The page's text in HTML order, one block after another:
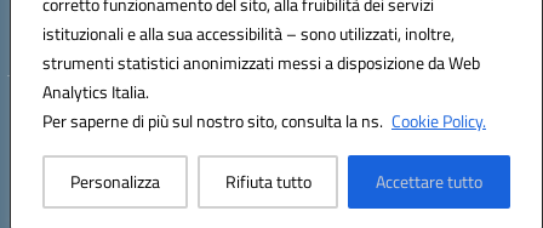
istituzionali e alla sua accessibilità – sono utilizzati, inoltre,
strumenti statistici anonimizzati messi a disposizione da Web
Analytics Italia.
Per saperne di più sul nostro sito, consulta la ns. Cookie Policy.
Personalizza Rifiuta tutto Accettare tutto
Codice unico di fatturazione (CUF): UF7TEB
Hosting & Powered by 3D Solution S.r.l.
Concept & Design by Designers Italia